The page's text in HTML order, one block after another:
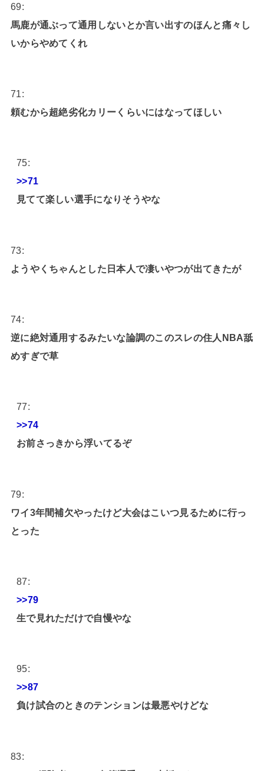
69:
馬鹿が通ぶって通用しないとか言い出すのほんと痛々し
いからやめてくれ
71:
頼むから超絶劣化カリーくらいにはなってほしい
75:
>>71
見てて楽しい選手になりそうやな
73:
ようやくちゃんとした日本人で凄いやつが出てきたが
74:
逆に絶対通用するみたいな論調のこのスレの住人NBA舐
めすぎで草
77:
>>74
お前さっきから浮いてるぞ
79:
ワイ3年間補欠やったけど大会はこいつ見るために行っ
とった
87:
>>79
生で見れただけで自慢やな
95:
>>87
負け試合のときのテンションは最悪やけどな
83: